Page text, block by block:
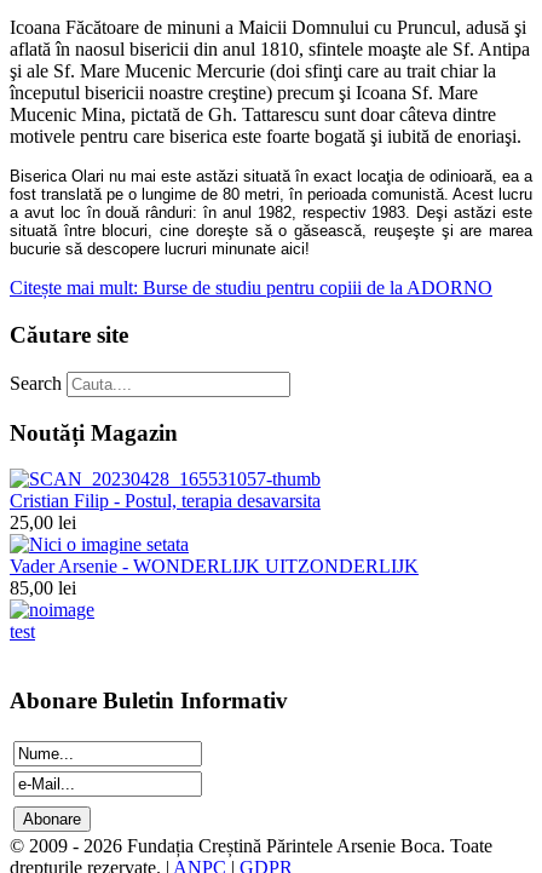
Icoana Făcătoare de minuni a Maicii Domnului cu Pruncul, adusă şi
aflată în naosul bisericii din anul 1810, sfintele moaşte ale Sf. Antipa
şi ale Sf. Mare Mucenic Mercurie (doi sfinţi care au trait chiar la
începutul bisericii noastre creştine) precum şi Icoana Sf. Mare
Mucenic Mina, pictată de Gh. Tattarescu sunt doar câteva dintre
motivele pentru care biserica este foarte bogată şi iubită de enoriaşi.
Biserica Olari nu mai este astăzi situată în exact locaţia de odinioară, ea a
fost translată pe o lungime de 80 metri, în perioada comunistă. Acest lucru
a avut loc în două rânduri: în anul 1982, respectiv 1983. Deşi astăzi este
situată între blocuri, cine doreşte să o găsească, reuşeşte şi are marea
bucurie să descopere lucruri minunate aici!
Citește mai mult: Burse de studiu pentru copiii de la ADORNO
Căutare site
Search
Noutăți Magazin
Cristian Filip - Postul, terapia desavarsita
25,00 lei
Vader Arsenie - WONDERLIJK UITZONDERLIJK
85,00 lei
test
Abonare Buletin Informativ
© 2009 - 2026 Fundația Creștină Părintele Arsenie Boca. Toate
drepturile rezervate. | ANPC | GDPR